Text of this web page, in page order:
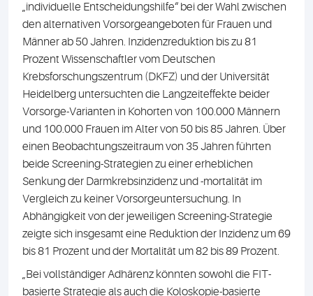
„individuelle Entscheidungshilfe“ bei der Wahl zwischen
den alternativen Vorsorgeangeboten für Frauen und
Männer ab 50 Jahren. Inzidenzreduktion bis zu 81
Prozent Wissenschaftler vom Deutschen
Krebsforschungszentrum (DKFZ) und der Universität
Heidelberg untersuchten die Langzeiteffekte beider
Vorsorge-Varianten in Kohorten von 100.000 Männern
und 100.000 Frauen im Alter von 50 bis 85 Jahren. Über
einen Beobachtungszeitraum von 35 Jahren führten
beide Screening-Strategien zu einer erheblichen
Senkung der Darmkrebsinzidenz und -mortalität im
Vergleich zu keiner Vorsorgeuntersuchung. In
Abhängigkeit von der jeweiligen Screening-Strategie
zeigte sich insgesamt eine Reduktion der Inzidenz um 69
bis 81 Prozent und der Mortalität um 82 bis 89 Prozent.
„Bei vollständiger Adhärenz könnten sowohl die FIT-
basierte Strategie als auch die Koloskopie-basierte